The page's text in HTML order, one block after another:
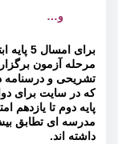
و…
مرحله آزمون
تشریحی و درسنامه
که در سایت برای
پایه دوم تا یازدهم
داشته اند.